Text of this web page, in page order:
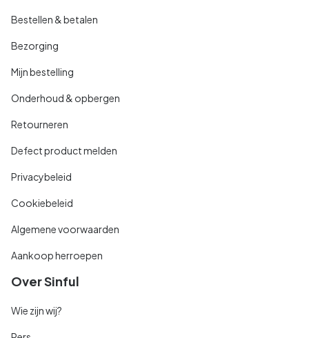
Bestellen & betalen
Bezorging
Mijn bestelling
Onderhoud & opbergen
Retourneren
Defect product melden
Privacybeleid
Cookiebeleid
Algemene voorwaarden
Aankoop herroepen
Over Sinful
Wie zijn wij?